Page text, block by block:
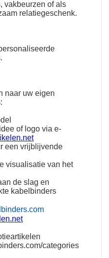
vakbeurzen of als
relatiegeschenk.
naar uw eigen
of logo via e-
een vrijblijvende
visualisatie van het
de slag en
kabelbinders
categories